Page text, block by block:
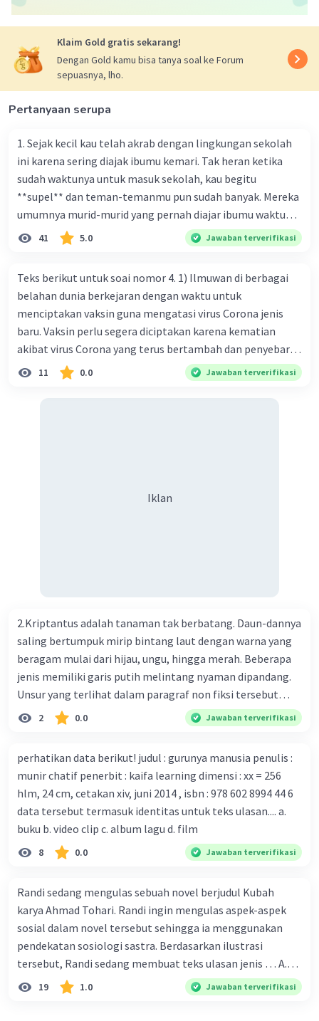
Klaim Gold gratis sekarang!
Dengan Gold kamu bisa tanya soal ke Forum
sepuasnya, lho.
Pertanyaan serupa
1. Sejak kecil kau telah akrab dengan lingkungan sekolah
ini karena sering diajak ibumu kemari. Tak heran ketika
sudah waktunya untuk masuk sekolah, kau begitu
**supel** dan teman-temanmu pun sudah banyak. Mereka
umumnya murid-murid yang pernah diajar ibumu waktu
kelas satu. Sedangkan aku? Aku waktu itu baru saja pindah
ke kota kecil ini. Makna kata bercetak tebal dalam kutipan
baik
41 5.0 Jawaban terverifikasi
Teks berikut untuk soai nomor 4. 1) Ilmuwan di berbagai
belahan dunia berkejaran dengan waktu untuk
menciptakan vaksin guna mengatasi virus Corona jenis
baru. Vaksin perlu segera diciptakan karena kematian
akibat virus Corona yang terus bertambah dan penyebaran
virus yang kian meluas. 2) Pada Jum'at (7-2-2020), Komisi
Kesehatan Nasional Cina mencatat jumlah kematian
ilmuwan bekerja dalam kecepatan penuh untuk
bersama sejumlah perusahaan biotek dan vaksin.
Beberapa waktu lalu, Kepala Laboratorium Identifikasi
Virus dari Institut Peter Doherty untuk Infeksi dan
kekebalan, Melbourne, Julian Druce, menyatakan mereka
mengembangkan virus Corona versi laboratorium dari
tubuh pasien yang terinfeksi untuk uji coba. Tanggapan
yang sesuai dengan berita tersebut adalah ... A.
serangan virus Corona dengan menemukan vaksin virus
tersebut. B. Para ilmuan perlu segera mempelajari virus
corona yang menjadi masalah besar bagi kesehatan dunia
karena persebarannya sangat cepat. C. Masyarakat perlu
mawas diri dan menjaga kesehatan dalam menghadapi
serangan virus corona yang mulai menyebar di Indonesia,
D. Virus corona menjadi masalah besar bagi kesehatan
11 0.0 Jawaban terverifikasi
Iklan
2.Kriptantus adalah tanaman tak berbatang. Daun-dannya
saling bertumpuk mirip bintang laut dengan warna yang
beragam mulai dari hijau, ungu, hingga merah. Beberapa
jenis memiliki garis putih melintang nyaman dipandang.
Unsur yang terlihat dalam paragraf non fiksi tersebut
adalah... A. cara menyajikan isi buku B. bahasa yang
digunakan C. tokoh dan penokohan D. penyajian alur cerita
2 0.0 Jawaban terverifikasi
perhatikan data berikut! judul : gurunya manusia penulis :
munir chatif penerbit : kaifa learning dimensi : xx = 256
hlm, 24 cm, cetakan xiv, juni 2014 , isbn : 978 602 8994 44 6
data tersebut termasuk identitas untuk teks ulasan.... a.
buku b. video clip c. album lagu d. film
8 0.0 Jawaban terverifikasi
Randi sedang mengulas sebuah novel berjudul Kubah
karya Ahmad Tohari. Randi ingin mengulas aspek-aspek
sosial dalam novel tersebut sehingga ia menggunakan
pendekatan sosiologi sastra. Berdasarkan ilustrasi
tersebut, Randi sedang membuat teks ulasan jenis … A.
deskriptif B. objektif C. informatif D. kritis
19 1.0 Jawaban terverifikasi